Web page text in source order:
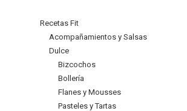
Recetas Fit
Acompañamientos y Salsas
Dulce
Bizcochos
Bollería
Flanes y Mousses
Pasteles y Tartas